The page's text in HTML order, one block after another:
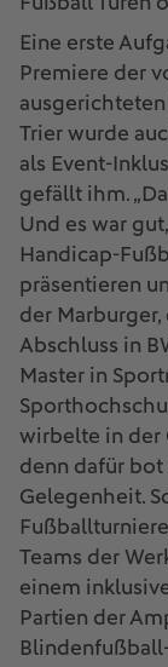
Eine erste
Premiere der
Trier wurde
als Event-
gefällt ihm.
Und es war
Handicap-
präsentieren
der
Abschluss in
Master in
wirbelte in der
denn dafür
Gelegenheit.
Teams der
einem
Partien der